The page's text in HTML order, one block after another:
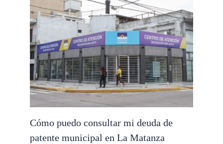
Cómo puedo consultar mi deuda de
patente municipal en La Matanza